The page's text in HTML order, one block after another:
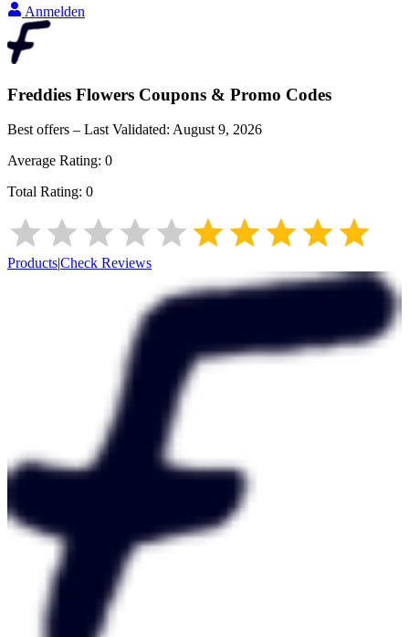
Anmelden
Freddies Flowers Coupons & Promo Codes
Best offers – Last Validated: August 9, 2026
Average Rating: 0
Total Rating: 0
Products|Check Reviews